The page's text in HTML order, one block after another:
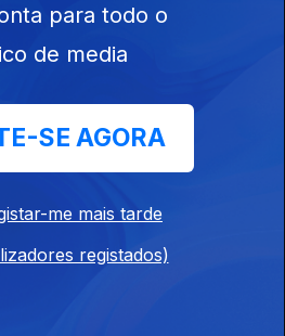
Magalhães
Lemos
para todo o
de media
SE AGORA
me mais tarde
registados)